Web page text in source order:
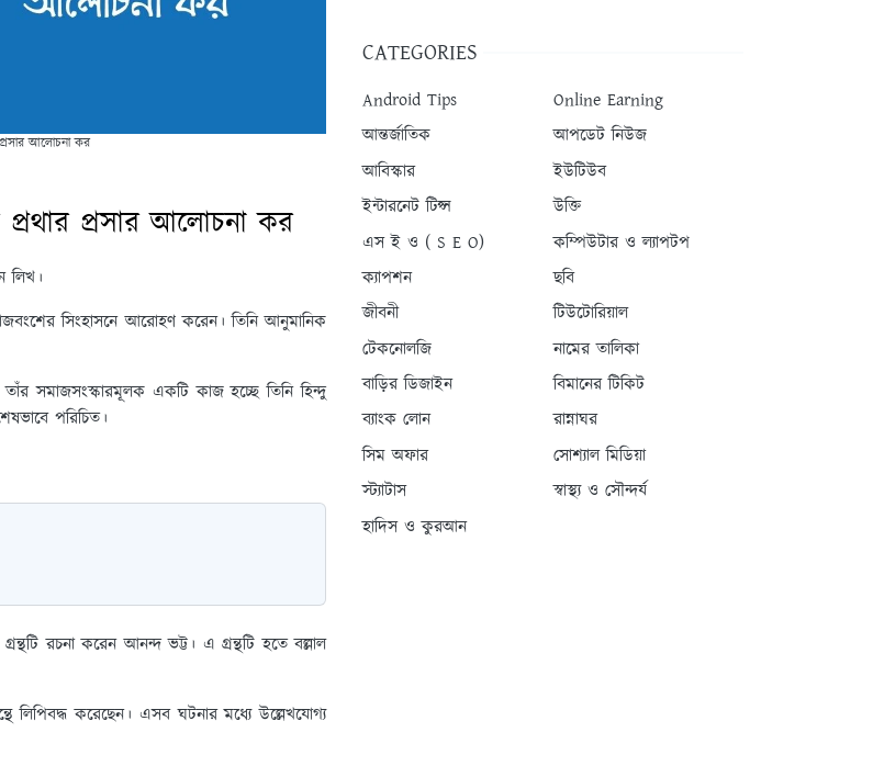
প্রসার আলোচনা কর
প্রথার প্রসার আলোচনা কর
লিখ।
সিংহাসনে আরোহণ করেন। তিনি আনুমানিক
সমাজসংস্কারমূলক একটি কাজ হচ্ছে তিনি হিন্দু
পরিচিত।
রচনা করেন আনন্দ ভট্ট। এ গ্রন্থটি হতে বল্লাল
লিপিবদ্ধ করেছেন। এসব ঘটনার মধ্যে উল্লেখযোগ্য
CATEGORIES
Android Tips
Online Earning
আন্তর্জাতিক
আপডেট নিউজ
আবিস্কার
ইউটিউব
ইন্টারনেট টিপ্স
উক্তি
এস ই ও ( S E O)
কম্পিউটার ও ল্যাপটপ
ক্যাপশন
ছবি
জীবনী
টিউটোরিয়াল
টেকনোলজি
নামের তালিকা
বাড়ির ডিজাইন
বিমানের টিকিট
ব্যাংক লোন
রান্নাঘর
সিম অফার
সোশ্যাল মিডিয়া
স্ট্যাটাস
স্বাস্থ্য ও সৌন্দর্য
হাদিস ও কুরআন